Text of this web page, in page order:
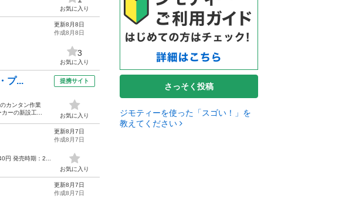
お気に入り
更新8月8日
作成8月8日
3
お気に入り
プ...
カンタン作業
ーの新設工...
提携サイト
お気に入り
円 発売時期：2...
更新8月7日
作成8月7日
お気に入り
更新8月7日
作成8月7日
さっそく投稿
ジモティーを使った「スゴい！」を
教えてください